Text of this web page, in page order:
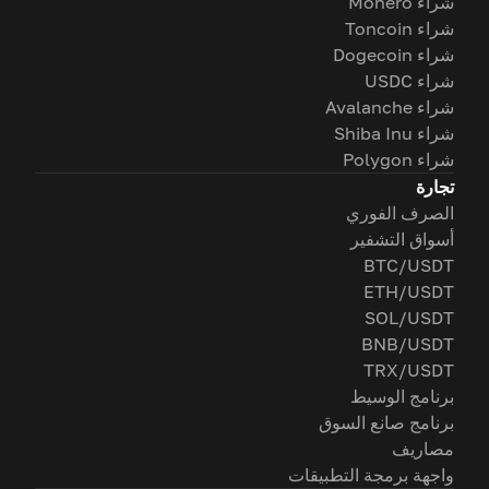
شراء Toncoin
شراء Dogecoin
شراء USDC
شراء Avalanche
شراء Shiba Inu
شراء Polygon
تجارة
الصرف الفوري
أسواق التشفير
BTC/USDT
ETH/USDT
SOL/USDT
BNB/USDT
TRX/USDT
برنامج الوسيط
برنامج صانع السوق
مصاريف
واجهة برمجة التطبيقات